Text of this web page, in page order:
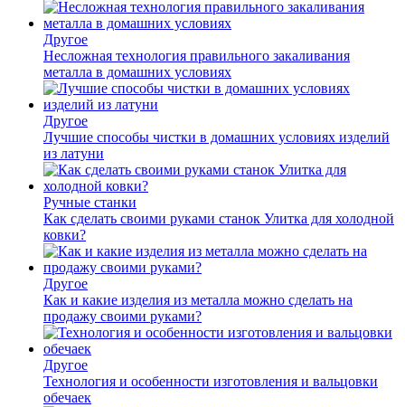
Другое
Несложная технология правильного закаливания
металла в домашних условиях
Другое
Лучшие способы чистки в домашних условиях изделий
из латуни
Ручные станки
Как сделать своими руками станок Улитка для холодной
ковки?
Другое
Как и какие изделия из металла можно сделать на
продажу своими руками?
Другое
Технология и особенности изготовления и вальцовки
обечаек